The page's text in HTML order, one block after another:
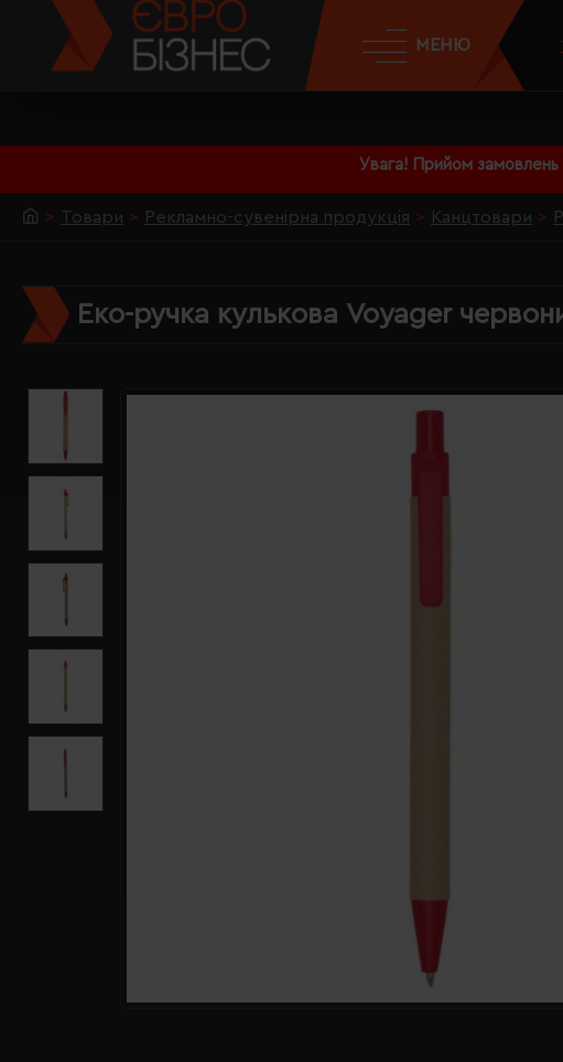
Увага! Прийом замовлень
МЕНЮ
Товари Рекламно-сувенірна продукція Канцтовари
Еко-ручка кулькова Voyager